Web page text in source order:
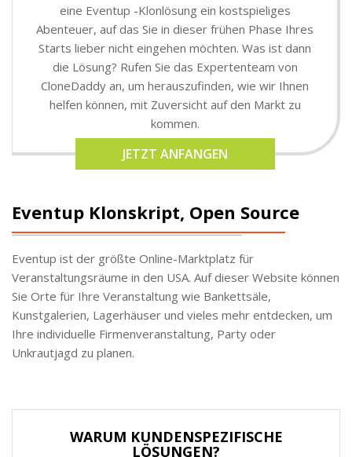
eine Eventup -Klonlösung ein kostspieliges
Abenteuer, auf das Sie in dieser frühen Phase Ihres
Starts lieber nicht eingehen möchten. Was ist dann
die Lösung? Rufen Sie das Expertenteam von
CloneDaddy an, um herauszufinden, wie wir Ihnen
helfen können, mit Zuversicht auf den Markt zu
kommen.
JETZT ANFANGEN
Eventup Klonskript, Open Source
Eventup ist der größte Online-Marktplatz für
Veranstaltungsräume in den USA. Auf dieser Website können
Sie Orte für Ihre Veranstaltung wie Bankettsäle,
Kunstgalerien, Lagerhäuser und vieles mehr entdecken, um
Ihre individuelle Firmenveranstaltung, Party oder
Unkrautjagd zu planen.
WARUM KUNDENSPEZIFISCHE
LÖSUNGEN?